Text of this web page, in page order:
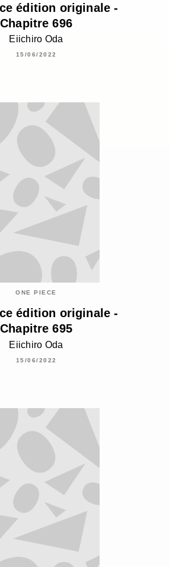
édition originale -
Chapitre 696
Eiichiro Oda
15/06/2022
ONE PIECE
édition originale -
Chapitre 695
Eiichiro Oda
15/06/2022